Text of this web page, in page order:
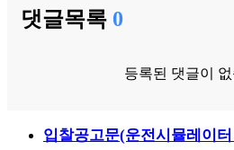
댓글목록 0
등록된 댓글이
입찰공고문(운전시뮬레이